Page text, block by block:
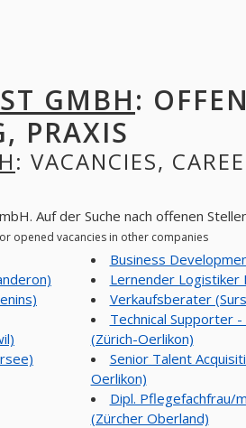
GMBH:
PRAXIS
: VACANCIES,
Auf der Suche nach offenen
opened vacancies in other companies
Business
Lernender Logistiker
Verkaufsberater
Technical Supporter
(Zürich-Oerlikon)
Senior Talent
Oerlikon)
Dipl. Pflegefachfrau/
(Zürcher Oberland)